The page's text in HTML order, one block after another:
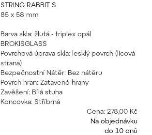
STRING RABBIT S
85 x 58 mm
Barva skla: žlutá - triplex opál
BROKISGLASS
Povrchová úprava skla: lesklý povrch (lícová
strana)
Bezpečnostní Nátěr: Bez nátěru
Povrch hran: Zatavené hrany
Zavěšení: Bílá stuha
Koncovka: Stříbrná
Cena: 278,00 Kč
Na objednávku
do 10 dnů